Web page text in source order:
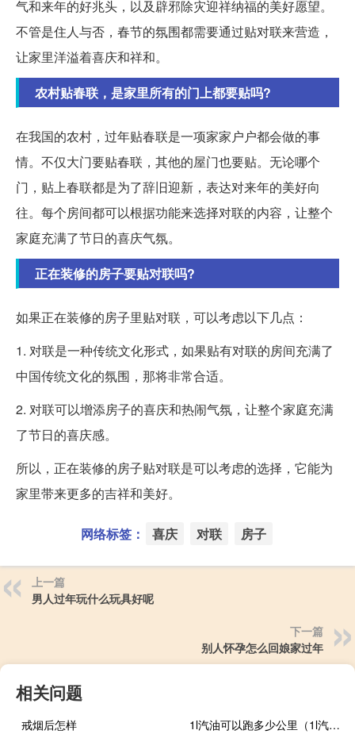
气和来年的好兆头，以及辟邪除灾迎祥纳福的美好愿望。
不管是住人与否，春节的氛围都需要通过贴对联来营造，
让家里洋溢着喜庆和祥和。
农村贴春联，是家里所有的门上都要贴吗?
在我国的农村，过年贴春联是一项家家户户都会做的事
情。不仅大门要贴春联，其他的屋门也要贴。无论哪个
门，贴上春联都是为了辞旧迎新，表达对来年的美好向
往。每个房间都可以根据功能来选择对联的内容，让整个
家庭充满了节日的喜庆气氛。
正在装修的房子要贴对联吗?
如果正在装修的房子里贴对联，可以考虑以下几点：
1. 对联是一种传统文化形式，如果贴有对联的房间充满了
中国传统文化的氛围，那将非常合适。
2. 对联可以增添房子的喜庆和热闹气氛，让整个家庭充满
了节日的喜庆感。
所以，正在装修的房子贴对联是可以考虑的选择，它能为
家里带来更多的吉祥和美好。
网络标签： 喜庆 对联 房子
上一篇
男人过年玩什么玩具好呢
下一篇
别人怀孕怎么回娘家过年
相关问题
戒烟后怎样
1l汽油可以跑多少公里（1l汽油多少钱）